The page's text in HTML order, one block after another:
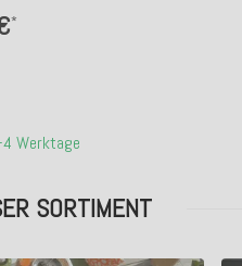
*
Werktage
SORTIMENT